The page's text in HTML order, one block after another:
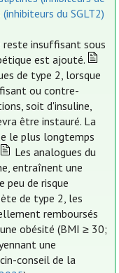
du SGLT2)
insuffisant sous
est ajouté.
de type 2, lorsque
ou contre-
soit d'insuline,
être instauré. La
le plus longtemps
Les analogues du
entraînent une
peu de risque
de type 2, les
remboursés
obésité (BMI ≥ 30;
une
conseil de la